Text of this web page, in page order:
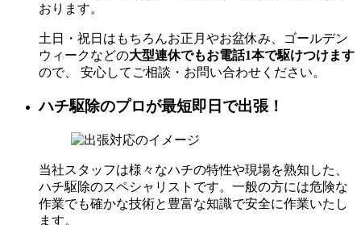
おります。
土日・祝日はもちろんお正月やお盆休み、ゴールデン
ウィークなどの大型連休でもお電話1本で駆けつけます
ので、 安心してご相談・お問い合わせください。
ハチ駆除のプロが最短即日で出張！
当社スタッフは様々なハチの特性や現場を熟知した、
ハチ駆除のスペシャリストです。一般の方には危険な
作業でも確かな技術と豊富な知識で安全に作業いたし
ます。